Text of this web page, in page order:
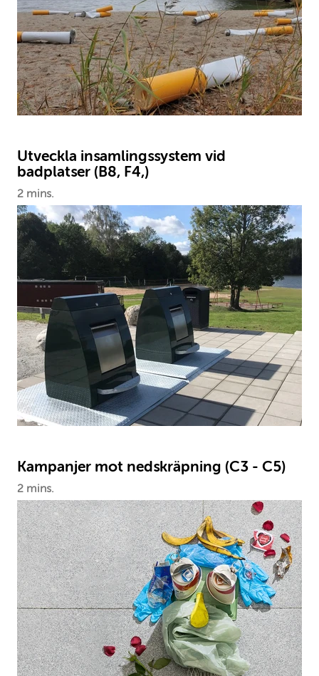
Utveckla insamlingssystem vid
badplatser (B8, F4,)
2 mins.
Kampanjer mot nedskräpning (C3 - C5)
2 mins.